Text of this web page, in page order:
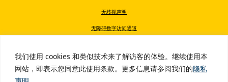
我们使用 cookies 和类似技术来了解访客的体验。继续使用本
网站，即表示您同意此使用条款。更多信息请参阅我们的隐私
无歧视声明
无障碍数字访问通道
版权所有 © 2026 南加州大学